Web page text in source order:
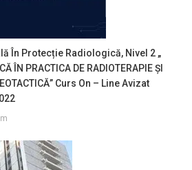
În Protecție Radiologică, Nivel 2 „
ÎN PRACTICA DE RADIOTERAPIE ȘI
Curs On – Line Avizat